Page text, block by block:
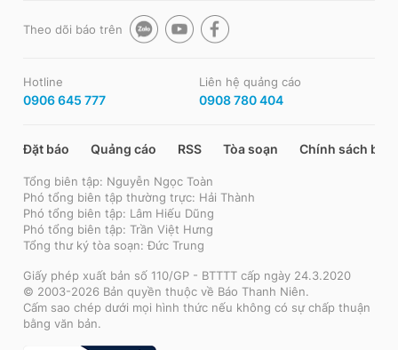
Theo dõi báo trên
Hotline
0906 645 777
Liên hệ quảng cáo
0908 780 404
Đặt báo Quảng cáo RSS Tòa soạn Chính sách bảo
Tổng biên tập: Nguyễn Ngọc Toàn
Phó tổng biên tập thường trực: Hải Thành
Phó tổng biên tập: Lâm Hiếu Dũng
Phó tổng biên tập: Trần Việt Hưng
Tổng thư ký tòa soạn: Đức Trung
Giấy phép xuất bản số 110/GP - BTTTT cấp ngày 24.3.2020
© 2003-2026 Bản quyền thuộc về Báo Thanh Niên.
Cấm sao chép dưới mọi hình thức nếu không có sự chấp thuận
bằng văn bản.